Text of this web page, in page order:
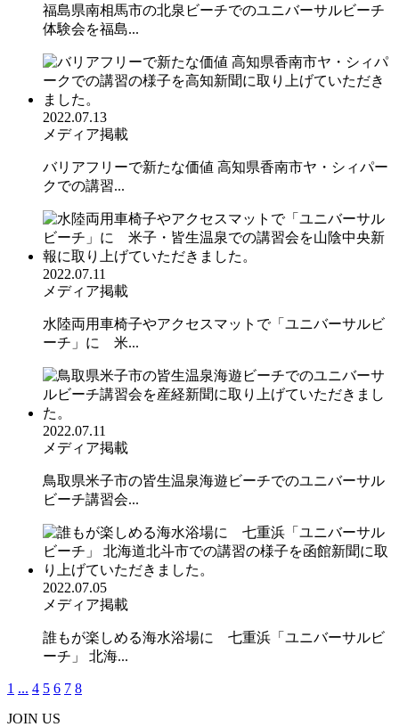
福島県南相馬市の北泉ビーチでのユニバーサルビーチ
体験会を福島...
2022.07.13
メディア掲載
バリアフリーで新たな価値 高知県香南市ヤ・シィパー
クでの講習...
2022.07.11
メディア掲載
水陸両用車椅子やアクセスマットで「ユニバーサルビ
ーチ」に 米...
2022.07.11
メディア掲載
鳥取県米子市の皆生温泉海遊ビーチでのユニバーサル
ビーチ講習会...
2022.07.05
メディア掲載
誰もが楽しめる海水浴場に 七重浜「ユニバーサルビ
ーチ」 北海...
1 ... 4 5 6 7 8
JOIN US